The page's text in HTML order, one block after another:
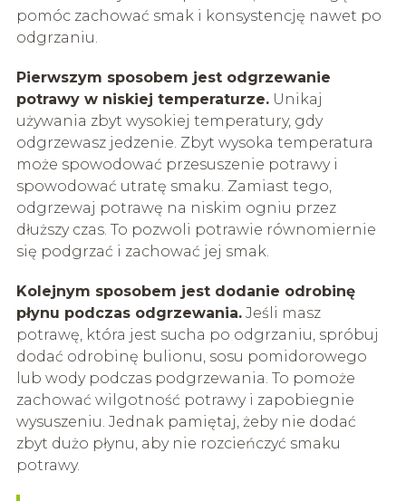
pomóc zachować smak i konsystencję nawet po
odgrzaniu.
Pierwszym sposobem jest odgrzewanie
potrawy w niskiej temperaturze.Unikaj
używania zbyt wysokiej temperatury, gdy
odgrzewasz jedzenie. Zbyt wysoka temperatura
może spowodować przesuszenie potrawy i
spowodować utratę smaku. Zamiast tego,
odgrzewaj potrawę na niskim ogniu przez
dłuższy czas. To pozwoli potrawie równomiernie
się podgrzać i zachować jej smak.
Kolejnym sposobem jest dodanie odrobinę
płynu podczas odgrzewania.Jeśli masz
potrawę, która jest sucha po odgrzaniu, spróbuj
dodać odrobinę bulionu, sosu pomidorowego
lub wody podczas podgrzewania. To pomoże
zachować wilgotność potrawy i zapobiegnie
wysuszeniu. Jednak pamiętaj, żeby nie dodać
zbyt dużo płynu, aby nie rozcieńczyć smaku
potrawy.